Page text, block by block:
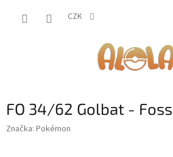
CZK
FO 34/62 Golbat -
Značka: Pokémon